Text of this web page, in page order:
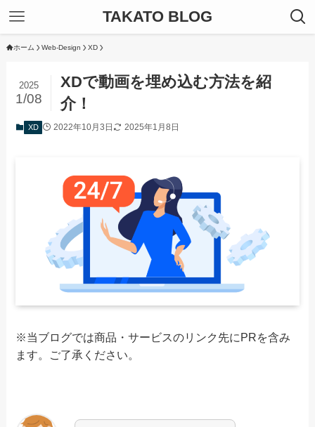
TAKATO BLOG
ホーム Web-Design XD
XDで動画を埋め込む方法を紹
介！
2025
1/08
XD 2022年10月3日 2025年1月8日
※当ブログでは商品・サービスのリンク先にPRを含み
ます。
ご了承ください。